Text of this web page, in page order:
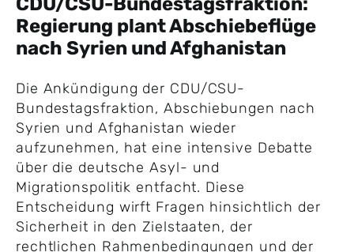
Regierung plant Abschiebeflüge
nach Syrien und Afghanistan
Die Ankündigung der CDU/CSU-
Bundestagsfraktion, Abschiebungen nach
Syrien und Afghanistan wieder
aufzunehmen, hat eine intensive Debatte
über die deutsche Asyl- und
Migrationspolitik entfacht. Diese
Entscheidung wirft Fragen hinsichtlich der
Sicherheit in den Zielstaaten, der
rechtlichen Rahmenbedingungen und der